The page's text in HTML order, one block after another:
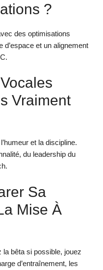
?
des optimisations
d’espace et un alignement
Vraiment
et la discipline.
du leadership du
Sa
Mise À
bêta si possible, jouez
d’entraînement, les